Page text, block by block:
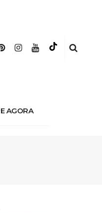
AGORA